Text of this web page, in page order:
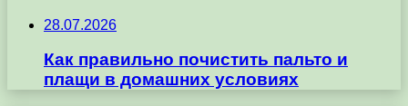
28.07.2026
Как правильно почистить пальто и
плащи в домашних условиях